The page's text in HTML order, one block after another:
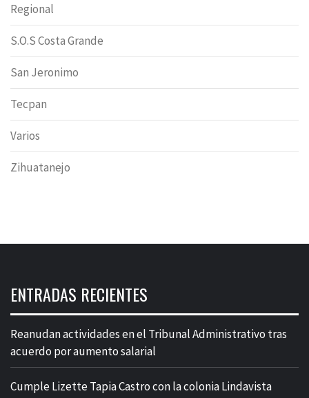
Regional
S.O.S Costa Grande
San Jeronimo
Tecpan
Varios
Zihuatanejo
ENTRADAS RECIENTES
Reanudan actividades en el Tribunal Administrativo tras
acuerdo por aumento salarial
Cumple Lizette Tapia Castro con la colonia Lindavista